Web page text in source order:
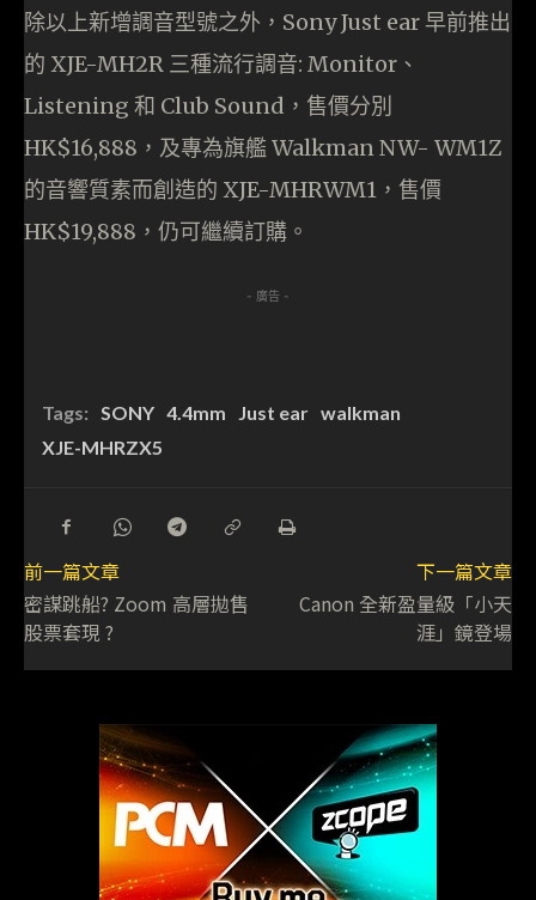
除以上新增調音型號之外，Sony Just ear 早前推出
的 XJE-MH2R 三種流行調音: Monitor、
Listening 和 Club Sound，售價分別
HK$16,888，及專為旗艦 Walkman NW- WM1Z
的音響質素而創造的 XJE-MHRWM1，售價
HK$19,888，仍可繼續訂購。
- 廣告 -
Tags: SONY 4.4mm Just ear walkman
XJE-MHRZX5
前一篇文章
密謀跳船? Zoom 高層拋售
股票套現 ?
下一篇文章
Canon 全新盈量級「小天
涯」鏡登場